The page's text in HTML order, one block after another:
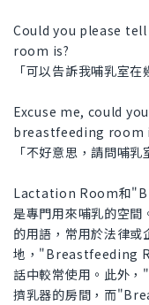
Could you please
room is?
「可以告訴我哺乳室在
Excuse me, could
breastfeeding room
「不好意思，請問哺乳
Lactation Room和
是專門用來哺乳的空
的用語，常用於法律或
地，"Breastfeeding
話中較常使用。此外
擠乳器的房間，而